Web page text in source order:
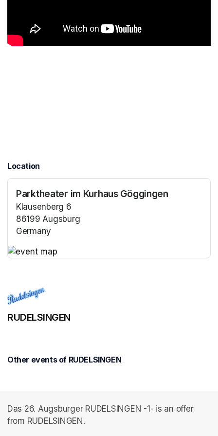
Location
Parktheater im Kurhaus Göggingen
Klausenberg 6
86199 Augsburg
Germany
RUDELSINGEN
Other events of RUDELSINGEN
Das 26. Augsburger RUDELSINGEN -1- is an offer
from RUDELSINGEN.